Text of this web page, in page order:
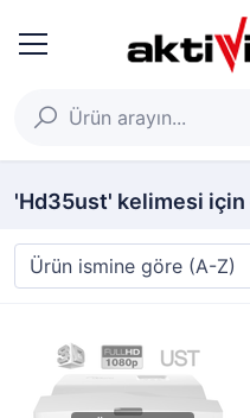
'Hd35ust' kelimesi için